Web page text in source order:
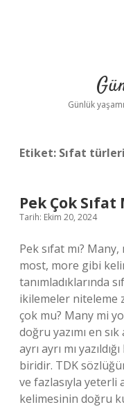
Günlük
Etiket: Sıfat
Pek Çok Sıfat
Tarih: Ekim 20, 2024
Pek sıfat mı?
most, more gibi
tanımladıklarında
ikilemeler niteleme
çok mu? Many mi
doğru yazımı en
ayrı ayrı mı
biridir. TDK
ve fazlasıyla yeterli
kelimesinin doğru